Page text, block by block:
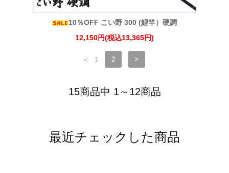
10％OFF こい野 300 (鯉竿）硬調
12,150円(税込13,365円)
< 1 2 >
15商品中 1～12商品
最近チェックした商品